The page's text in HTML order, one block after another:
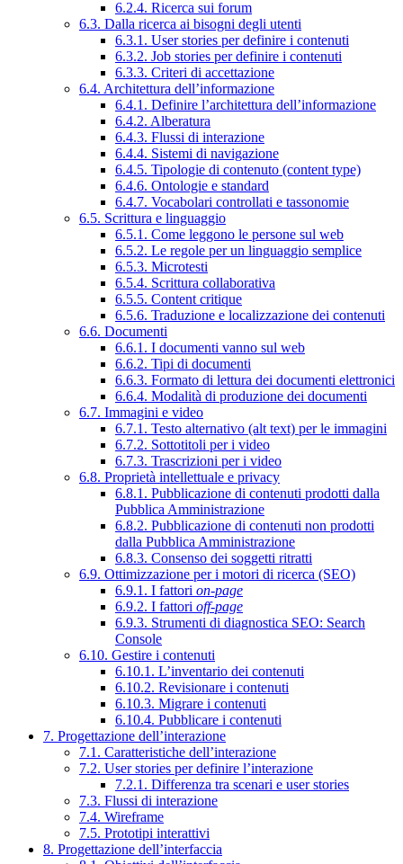
6.2.4. Ricerca sui forum
6.3. Dalla ricerca ai bisogni degli utenti
6.3.1. User stories per definire i contenuti
6.3.2. Job stories per definire i contenuti
6.3.3. Criteri di accettazione
6.4. Architettura dell’informazione
6.4.1. Definire l’architettura dell’informazione
6.4.2. Alberatura
6.4.3. Flussi di interazione
6.4.4. Sistemi di navigazione
6.4.5. Tipologie di contenuto (content type)
6.4.6. Ontologie e standard
6.4.7. Vocabolari controllati e tassonomie
6.5. Scrittura e linguaggio
6.5.1. Come leggono le persone sul web
6.5.2. Le regole per un linguaggio semplice
6.5.3. Microtesti
6.5.4. Scrittura collaborativa
6.5.5. Content critique
6.5.6. Traduzione e localizzazione dei contenuti
6.6. Documenti
6.6.1. I documenti vanno sul web
6.6.2. Tipi di documenti
6.6.3. Formato di lettura dei documenti elettronici
6.6.4. Modalità di produzione dei documenti
6.7. Immagini e video
6.7.1. Testo alternativo (alt text) per le immagini
6.7.2. Sottotitoli per i video
6.7.3. Trascrizioni per i video
6.8. Proprietà intellettuale e privacy
6.8.1. Pubblicazione di contenuti prodotti dalla
Pubblica Amministrazione
6.8.2. Pubblicazione di contenuti non prodotti
dalla Pubblica Amministrazione
6.8.3. Consenso dei soggetti ritratti
6.9. Ottimizzazione per i motori di ricerca (SEO)
6.9.1. I fattori on-page
6.9.2. I fattori off-page
6.9.3. Strumenti di diagnostica SEO: Search
Console
6.10. Gestire i contenuti
6.10.1. L’inventario dei contenuti
6.10.2. Revisionare i contenuti
6.10.3. Migrare i contenuti
6.10.4. Pubblicare i contenuti
7. Progettazione dell’interazione
7.1. Caratteristiche dell’interazione
7.2. User stories per definire l’interazione
7.2.1. Differenza tra scenari e user stories
7.3. Flussi di interazione
7.4. Wireframe
7.5. Prototipi interattivi
8. Progettazione dell’interfaccia